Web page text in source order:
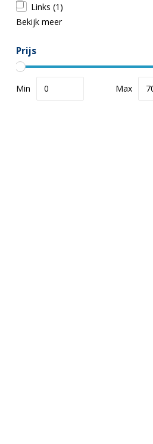
Links (1)
Bekijk meer
Prijs
Min Max